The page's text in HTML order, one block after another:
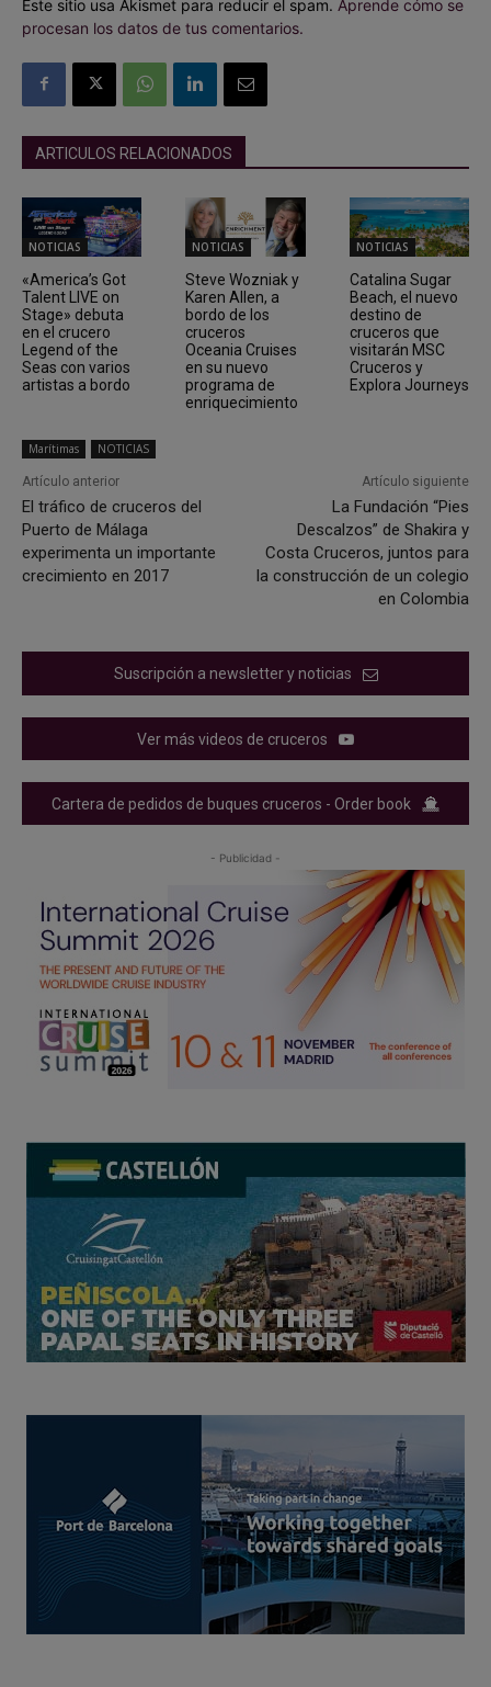
Este sitio usa Akismet para reducir el spam. Aprende cómo se
procesan los datos de tus comentarios.
ARTICULOS RELACIONADOS
NOTICIAS
«America’s Got
Talent LIVE on
Stage» debuta
en el crucero
Legend of the
Seas con varios
artistas a bordo
NOTICIAS
Steve Wozniak y
Karen Allen, a
bordo de los
cruceros
Oceania Cruises
en su nuevo
programa de
enriquecimiento
NOTICIAS
Catalina Sugar
Beach, el nuevo
destino de
cruceros que
visitarán MSC
Cruceros y
Explora Journeys
Marítimas NOTICIAS
Artículo anterior
El tráfico de cruceros del
Puerto de Málaga
experimenta un importante
crecimiento en 2017
Artículo siguiente
La Fundación “Pies
Descalzos” de Shakira y
Costa Cruceros, juntos para
la construcción de un colegio
en Colombia
Suscripción a newsletter y noticias
Ver más videos de cruceros
Cartera de pedidos de buques cruceros - Order book
- Publicidad -